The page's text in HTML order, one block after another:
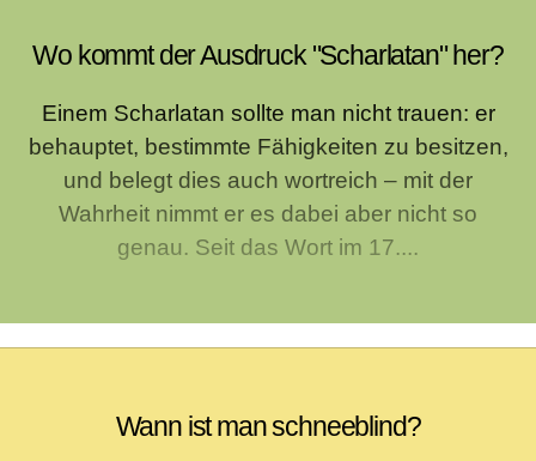
Wo kommt der Ausdruck "Scharlatan" her?
Einem Scharlatan sollte man nicht trauen: er
behauptet, bestimmte Fähigkeiten zu besitzen,
und belegt dies auch wortreich – mit der
Wahrheit nimmt er es dabei aber nicht so
genau. Seit das Wort im 17....
Wann ist man schneeblind?